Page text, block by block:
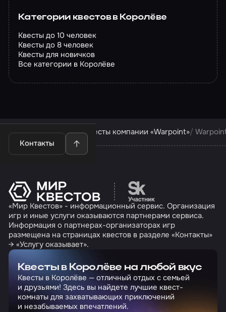
Категории квестов в Королёве
Квесты до 10 человек
Квесты до 8 человек
Квесты для новичков
Все категории в Королёве
Контакты
Квесты в Королёве Квесты компании «Warpoint»
Перейти на сайт
«Мир Квестов» - информационный сервис. Организация
игр и иные услуги оказываются партнерами сервиса.
Информация о партнерах-организаторах игр
размещена на страницах квестов в разделе «Контакты»
→ «Услугу оказывает».
Квесты в Королёве на любой вкус
Квесты в Королёве — отличный отдых с семьей
и друзьями! Здесь вы найдете лучшие квест-
комнаты для захватывающих приключений
и незабываемых впечатлений.